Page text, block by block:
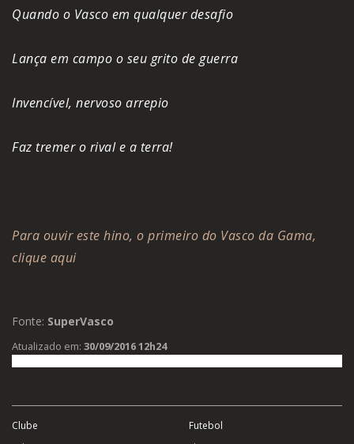
Quando o Vasco em qualquer desafio
Lança em campo o seu grito de guerra
Invencível, nervoso arrepio
Faz tremer o rival e a terra!
Para ouvir este hino, o primeiro do Vasco da Gama,
clique aqui
Fonte: SuperVasco
Atualizado em: 30/09/2016 12h24
Clube
Futebol